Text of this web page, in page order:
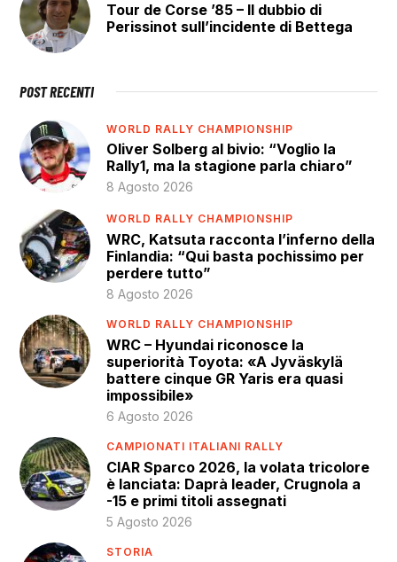
Tour de Corse ’85 – Il dubbio di
Perissinot sull’incidente di Bettega
POST RECENTI
WORLD RALLY CHAMPIONSHIP
Oliver Solberg al bivio: “Voglio la
Rally1, ma la stagione parla chiaro”
8 Agosto 2026
WORLD RALLY CHAMPIONSHIP
WRC, Katsuta racconta l’inferno della
Finlandia: “Qui basta pochissimo per
perdere tutto”
8 Agosto 2026
WORLD RALLY CHAMPIONSHIP
WRC – Hyundai riconosce la
superiorità Toyota: «A Jyväskylä
battere cinque GR Yaris era quasi
impossibile»
6 Agosto 2026
CAMPIONATI ITALIANI RALLY
CIAR Sparco 2026, la volata tricolore
è lanciata: Daprà leader, Crugnola a
-15 e primi titoli assegnati
5 Agosto 2026
STORIA